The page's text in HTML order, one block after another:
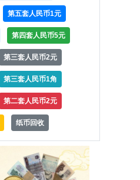
第五套人民币1元
第四套人民币5元
第三套人民币2元
第三套人民币1角
第二套人民币2元
纸币回收